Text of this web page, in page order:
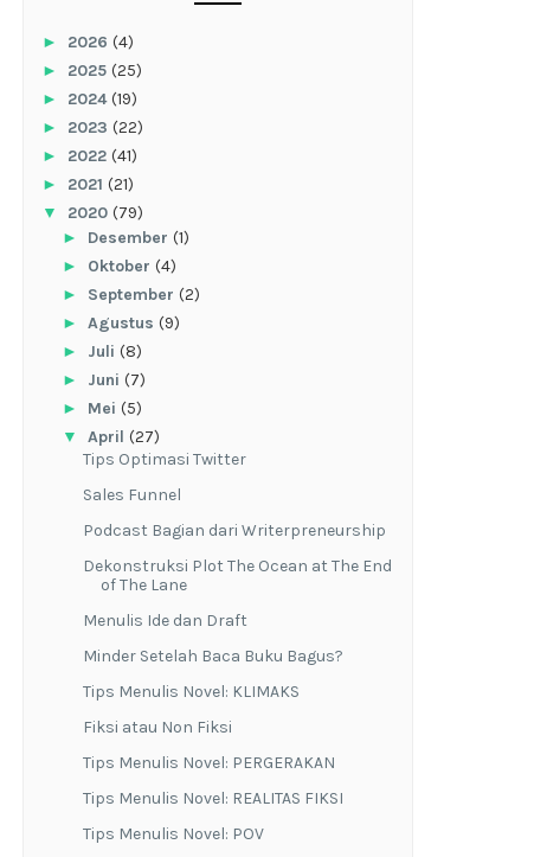
► 2026 (4)
► 2025 (25)
► 2024(19)
► 2023 (22)
► 2022 (41)
► 2021 (21)
▼ 2020 (79)
► Desember (1)
► Oktober (4)
► September (2)
► Agustus (9)
► Juli (8)
► Juni (7)
► Mei (5)
▼ April (27)
Tips Optimasi Twitter
Sales Funnel
Podcast Bagian dari Writerpreneurship
Dekonstruksi Plot The Ocean at The End
of The Lane
Menulis Ide dan Draft
Minder Setelah Baca Buku Bagus?
Tips Menulis Novel: KLIMAKS
Fiksi atau Non Fiksi
Tips Menulis Novel: PERGERAKAN
Tips Menulis Novel: REALITAS FIKSI
Tips Menulis Novel: POV